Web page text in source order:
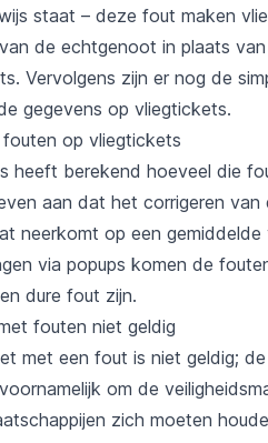
staat – deze fout maken
de echtgenoot in plaats
Vervolgens zijn er nog de
gegevens op vliegtickets.
op vliegtickets
heeft berekend hoeveel die
aan dat het corrigeren
neerkomt op een
via popups komen de
dure fout zijn.
fouten niet geldig
met een fout is niet geldig;
om de
zich moeten